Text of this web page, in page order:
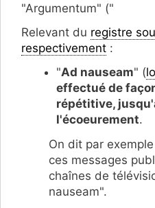
"Argumentum"
Relevant du registre
respectivement :
"Ad nauseam" (
effectué de
répétitive,
l'écoeurement.
On dit par
ces messages
chaînes de
nauseam".